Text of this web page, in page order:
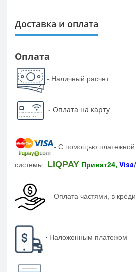
Доставка и оплата
Оплата
- Наличный расчет
- Оплата на карту
- С помощью платежной
системы LIQPAY Приват24, Visa/
- Оплата частями, в
- Наложенным платежом